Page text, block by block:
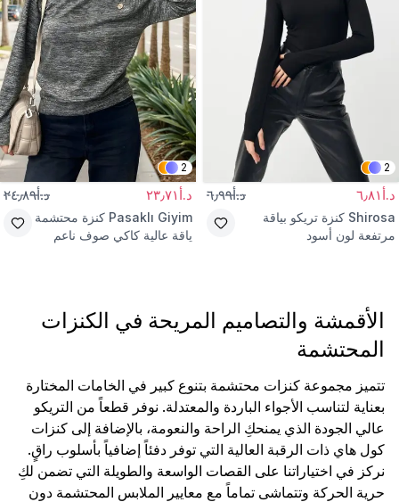
2
د.أ٦٫٨١ د.أ٦٫٩٩
Shirosa كنزة تريكو بياقة
مرتفعة لون أسود
2
د.أ٢٣٫٧١ د.أ٢٤٫٨٩
Pasaklı Giyim كنزة محتشمة
ياقة عالية كاكي صوف ناعم
الأقمشة والتصاميم المريحة في الكنزات
المحتشمة
تتميز مجموعة كنزات محتشمة بتنوع كبير في الخامات المختارة
بعناية لتناسب الأجواء الباردة والمعتدلة. نوفر قطعاً من التريكو
عالي الجودة الذي يمنحكِ الراحة والنعومة، بالإضافة إلى كنزات
كول هاي ذات الرقبة العالية التي توفر دفئاً إضافياً بأسلوب راقٍ.
نركز في اختياراتنا على القصات الواسعة والطويلة التي تضمن لكِ
حرية الحركة وتتماشى تماماً مع معايير الملابس المحتشمة دون